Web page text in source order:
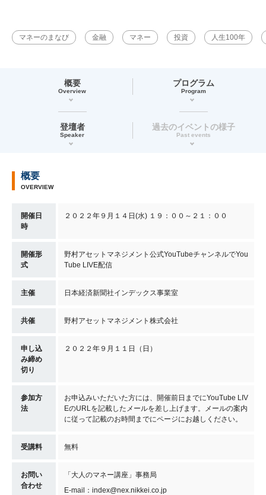
マネーのまなび 金融 マネー 投資 人生100年
概要
Overview
プログラム
Program
登壇者
Speaker
過去のイベントの様子
Past events
概要
OVERVIEW
開催日
時
２０２２年９月１４日(水) １９：００～２１：００
開催形
式
野村アセットマネジメント公式YouTubeチャンネルでYou
Tube LIVE配信
主催 日本経済新聞社インデックス事業室
共催 野村アセットマネジメント株式会社
申し込
み締め
切り
２０２２年９月１１日（日）
参加方
法
お申込みいただいた方には、開催前日までにYouTube LIV
EのURLを記載したメールを差し上げます。メールの案内
に従って記載のお時間までにページにお越しください。
受講料 無料
お問い
合わせ
「大人のマネー講座」事務局
E-mail：index@nex.nikkei.co.jp